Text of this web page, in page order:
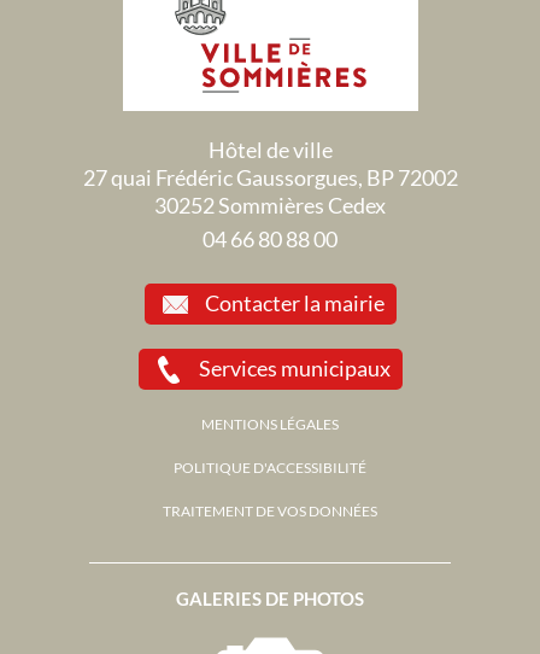
GALERIES DE PHOTOS
Hôtel de ville
27 quai Frédéric Gaussorgues, BP 72002
30252 Sommières Cedex
04 66 80 88 00
Contacter la mairie
Services municipaux
MENTIONS LÉGALES
POLITIQUE D'ACCESSIBILITÉ
TRAITEMENT DE VOS DONNÉES